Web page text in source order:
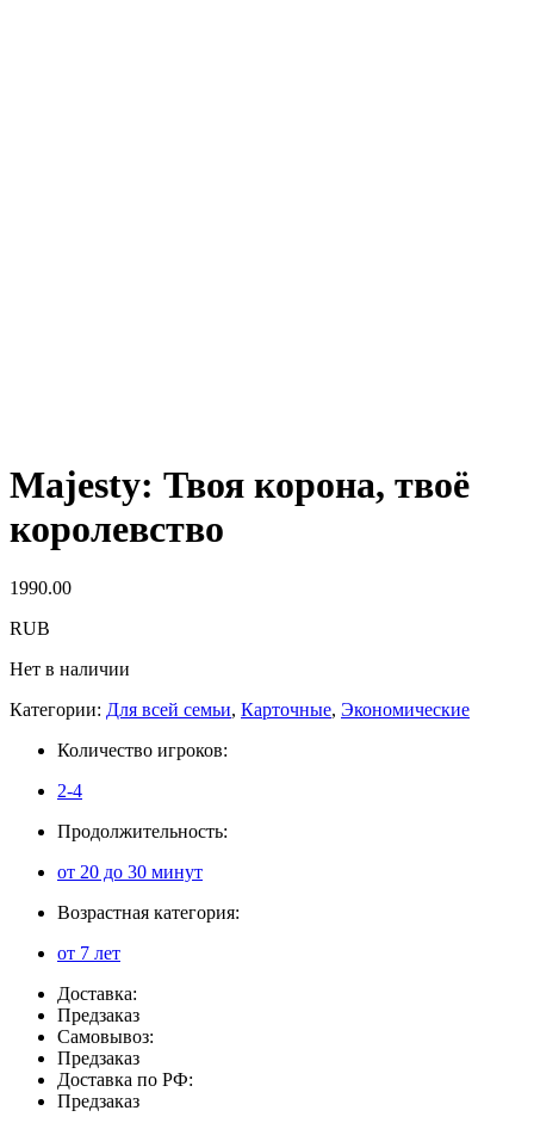
Majesty: Твоя корона, твоё
королевство
1990.00
RUB
Нет в наличии
Категории: Для всей семьи, Карточные, Экономические
Количество игроков:
2-4
Продолжительность:
от 20 до 30 минут
Возрастная категория:
от 7 лет
Доставка:
Предзаказ
Самовывоз:
Предзаказ
Доставка по РФ:
Предзаказ